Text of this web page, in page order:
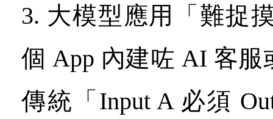
3. 大模型應用「難捉
個 App 內建咗 AI 客服
傳統「Input A 必須